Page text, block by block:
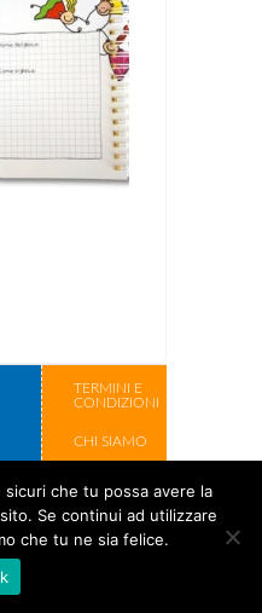
TERMINI E
CONDIZIONI
CHI SIAMO
Copyright Cose
che tu possa avere la
Se continui ad utilizzare
che tu ne sia felice.